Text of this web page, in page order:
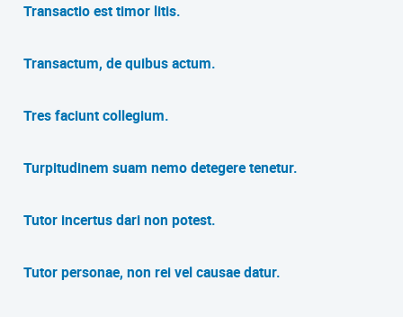
Transactio est timor litis.
Transactum, de quibus actum.
Tres faciunt collegium.
Turpitudinem suam nemo detegere tenetur.
Tutor incertus dari non potest.
Tutor personae, non rei vel causae datur.